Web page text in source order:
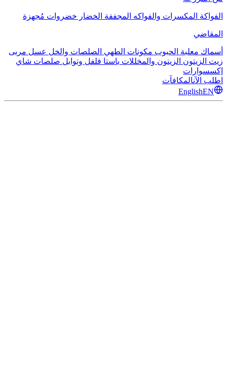
الفواكة المكسرات والفواكه المجففة الخضار خضروات مُجهزة
المقاضي
أسماك معلبة الحبوب مكونات الطهي الصلصات والخل عسل مربى
زيت الزيتون الزيتون والمخللات باستا فلفل وتوابل صلصات شاي
إكسسوارات
اطلب الآنالمكافآت
EnglishEN